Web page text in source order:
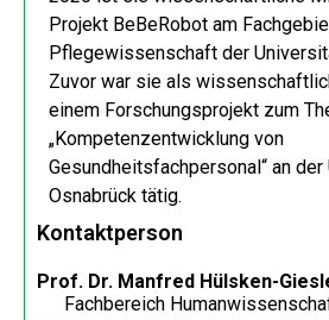
Projekt BeBeRobot am
Pflegewissenschaft der
Zuvor war sie als
einem Forschungsprojekt zum
„Kompetenzentwicklung von
Gesundheitsfachpersonal“ an
Osnabrück tätig.
Kontaktperson
Prof. Dr. Manfred Hülsken-
Fachbereich